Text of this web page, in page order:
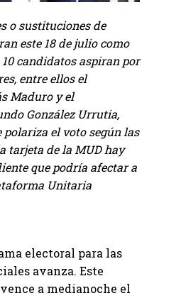
o sustituciones de
este 18 de julio como
candidatos aspiran por
entre ellos el
Maduro y el
González Urrutia,
polariza el voto según las
tarjeta de la MUD hay
que podría afectar a
Unitaria
electoral para las
avanza. Este
a medianoche el